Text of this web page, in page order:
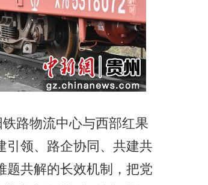
路物流中心与西部红果
引领、路企协同、共建共
题共解的长效机制，把党